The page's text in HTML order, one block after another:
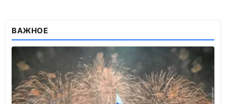
ВАЖНОЕ